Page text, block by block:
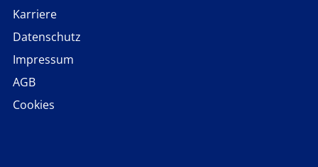
Karriere
Datenschutz
Impressum
AGB
Cookies